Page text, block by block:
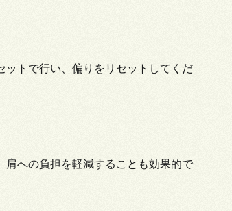
トで行い、偏りをリセットしてくだ
肩への負担を軽減することも効果的で